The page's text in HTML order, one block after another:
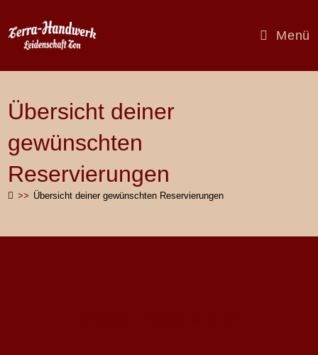
Inhalt
springen
Menü
Übersicht deiner
gewünschten
Reservierungen
>> Übersicht deiner gewünschten Reservierungen